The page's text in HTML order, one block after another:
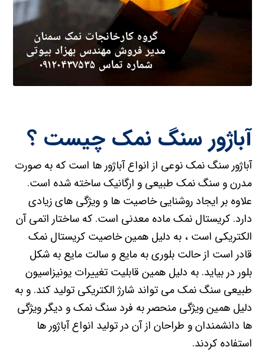
آباژور سنگ نمک چیست ؟
آباژور سنگ نمک نوعی از انواع آباژور ها است که به صورت
مدرن و سنگ نمک طبیعی و ارگانیک ساخته شده است.
علاوه بر ایجاد روشنایی خاصیت ها و ویژگی های زیادی
دارد. کریستال نمک ماده معدنی است. که ساختار اتمی آن
الکتریکی است ، به دلیل همین خاصیت کریستال نمک
قادر است از حالت بلوری به مایع و سالت مایع به شکل
بلور در بیاید. به دلیل همین قابلیت تغییرات یونیزاسیون
طبیعی سنگ نمک می تواند شارژ الکتریکی تولید کند. و به
دلیل همین ویژگی منحصر به فرد سنگ نمک و دیگر ویژگی
ها دانشمندان و طراحان از آن در تولید انواع آباژور ها
استفاده کردند.